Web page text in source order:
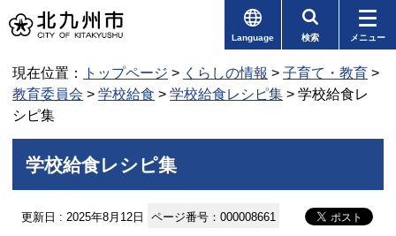
Language 検索 メニュー
現在位置： トップページ > くらしの情報 > 子育て・教育 >
教育委員会 > 学校給食 > 学校給食レシピ集 > 学校給食レ
シピ集
学校給食レシピ集
更新日 : 2025年8月12日 ページ番号：000008661